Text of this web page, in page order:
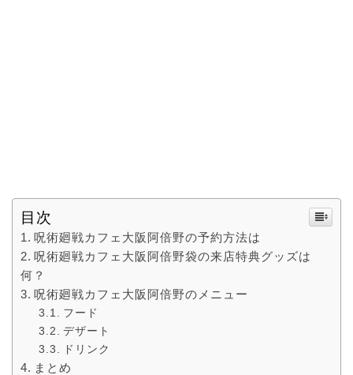
目次
呪術廻戦カフェ大阪阿倍野の予約方法は
呪術廻戦カフェ大阪阿倍野袋の来店特典グッズは
何？
呪術廻戦カフェ大阪阿倍野のメニュー
フード
デザート
ドリンク
まとめ